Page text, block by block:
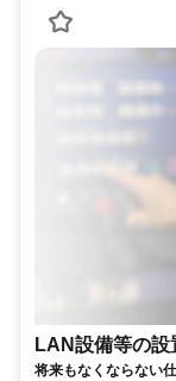
LAN設備等の設
将来もなくならない